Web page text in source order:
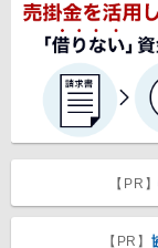
【PR】
【PR】